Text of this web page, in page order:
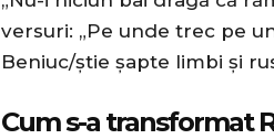
versuri: „Pe unde trec pe
Beniuc/știe șapte limbi și
Cum s-a transformat